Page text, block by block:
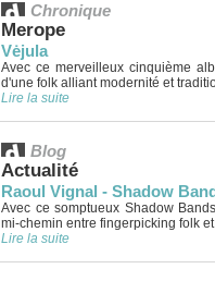
Chronique
Merope
V​ė​jula
Avec ce merveilleux cinquième
d'une folk alliant modernité et
Lire la suite
Blog
Actualité
Raoul Vignal - Shadow
Avec ce somptueux Shadow
mi-chemin entre fingerpicking folk
Lire la suite